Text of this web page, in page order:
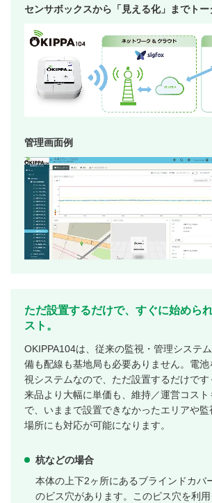
センサボックスから「見える化」までトー
管理画面例
ただ設置するだけで、すぐに始めら
スト。
OKIPPA104は、従来の監視・管理システ
備も配線も基地局も必要ありません。電
視システムなので、ただ設置するだけで
来品より大幅に単価も、維持／運営コス
で、いままで設置できなかったエリアや
場所にも対応が可能になります。
杭などの場合
本体の上下2ヶ所にあるブラインドカバ
のビス穴があります。このビス穴を利